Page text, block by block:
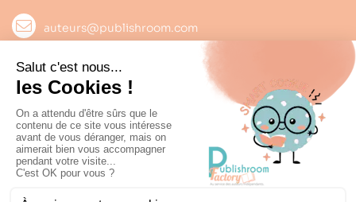
auteurs@publishroom.com
Informations 
Suivez nous
Copyright © 2022 Publishroom